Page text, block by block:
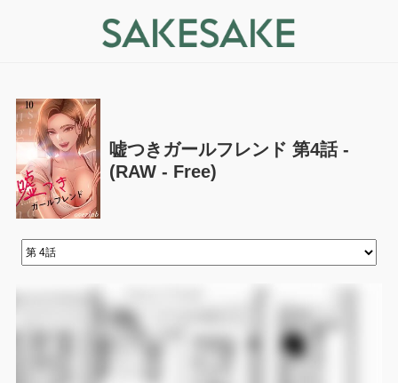
嘘つきガールフレンド 第4話 -
(RAW - Free)